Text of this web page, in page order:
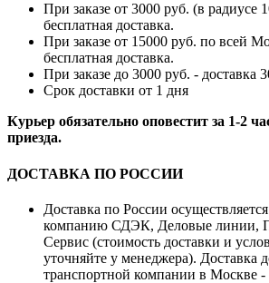
При заказе от 3000 руб. (в
бесплатная доставка.
При заказе от 15000 руб. по всей
бесплатная доставка.
При заказе до 3000 руб. - доставка
Срок доставки от 1 дня
Курьер обязательно оповестит за 1-2
приезда.
ДОСТАВКА ПО РОССИИ
Доставка по России
компанию СДЭК, Деловые линии,
Сервис (стоимость доставки и
уточняйте у менеджера). Доставка
транспортной компании в Москве -